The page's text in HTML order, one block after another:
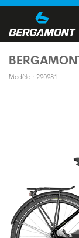
Modèle : 290981